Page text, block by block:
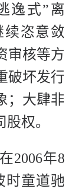
逸式”离
续恣意敛
审核等方
破坏发行
；大肆非
权。
2006年8
时童道驰